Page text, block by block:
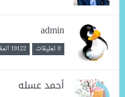
admin
0 تعليقات 19122 المقالات
أحمد عسله